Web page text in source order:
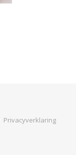
Privacyverklaring